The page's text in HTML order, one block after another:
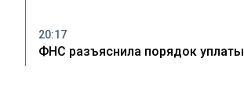
20:17
ФНС разъяснила порядок уплаты